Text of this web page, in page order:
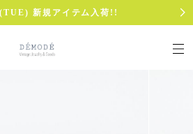
新規アイテム入荷!!